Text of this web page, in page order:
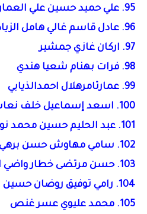
95. علي حميد حسين علي العماري
96. عادل قاسم غالي هامل الزيادي
97. اركان غازي جمشير
98. فرات بهنام شعيا هندي
99. عمارثامرهلال احمدالذيابي
100. اسعد إسماعيل خلف نعاس الشويلي
101. عبد الحليم حسين محمد نور الحلو
102. سامي مهاوش حسن برهي المصراوي
103. حسن مرتضى خطار واضي الاوسي
104. رامي توفيق روضان حسين الطائي
105. محمد عليوي عسر غنص